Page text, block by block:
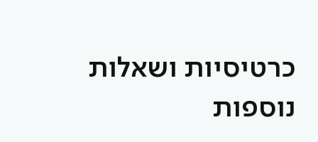
כרטיסיות ושאלות
נוספות